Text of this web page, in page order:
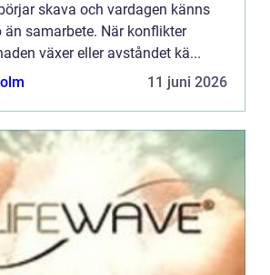
skava och vardagen känns
än samarbete. När konflikter
växer eller avståndet kä...
11 juni 2026